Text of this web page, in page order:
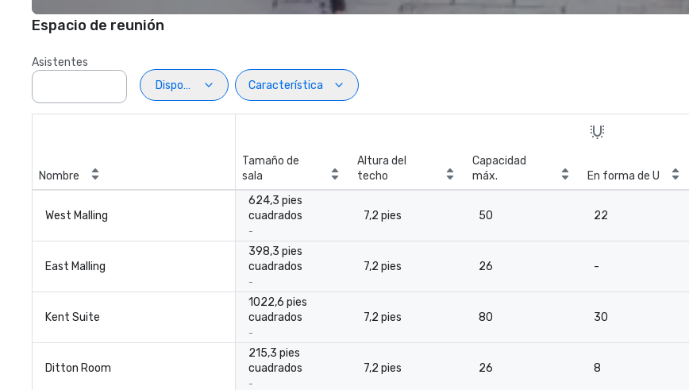
Espacio de reunión
Asistentes
Disposiciön
Característica
Nombre
Tamaño de
sala
Altura del
techo
Capacidad
máx.
En forma de U
West Malling
624,3 pies
cuadrados
-
7,2 pies 50 22
East Malling
398,3 pies
cuadrados
-
7,2 pies 26 -
Kent Suite
1022,6 pies
cuadrados
-
7,2 pies 80 30
Ditton Room
215,3 pies
cuadrados
-
7,2 pies 26 8